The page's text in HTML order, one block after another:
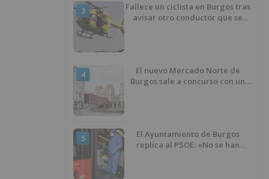
3
Fallece un ciclista en Burgos tras
avisar otro conductor que se
4
El nuevo Mercado Norte de
Burgos sale a concurso con un
5
El Ayuntamiento de Burgos
replica al PSOE: «No se han